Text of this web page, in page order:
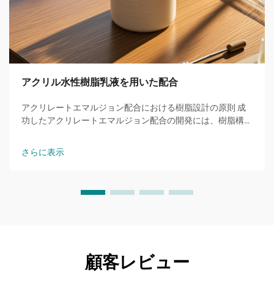
アクリル水性樹脂乳液を用いた配合
アクリレートエマルジョン配合における樹脂設計の原則 成
功したアクリレートエマルジョン配合の開発には、樹脂構造
量di...
さらに表示
顧客レビュー